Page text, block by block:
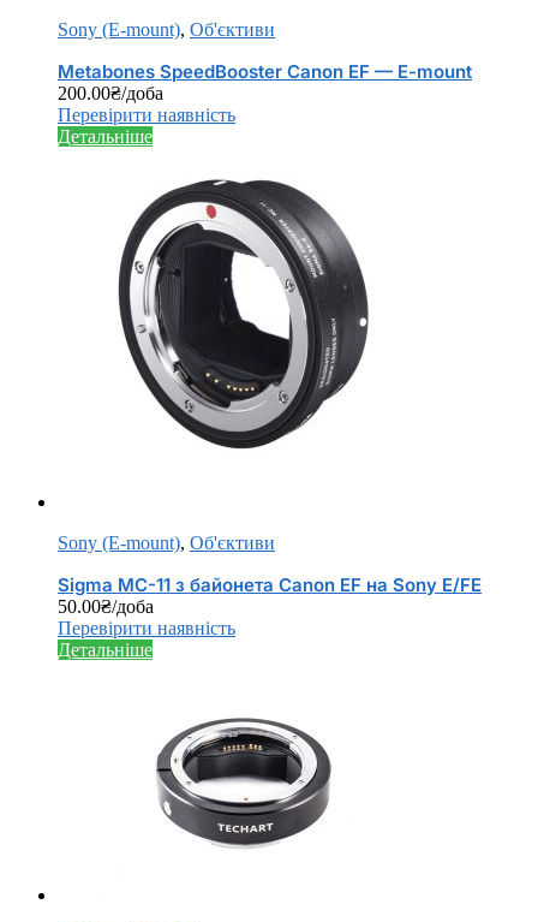
Sony (E-mount), Об'єктиви
Metabones SpeedBooster Canon EF — E-mount
200.00₴/доба
Перевірити наявність
Детальніше
Sony (E-mount), Об'єктиви
Sigma MC-11 з байонета Canon EF на Sony E/FE
50.00₴/доба
Перевірити наявність
Детальніше